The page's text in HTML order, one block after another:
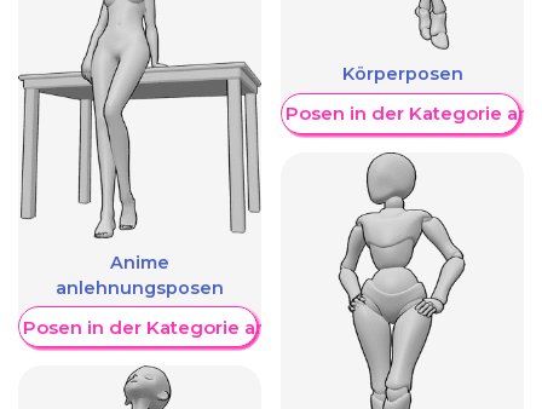
Anime
anlehnungsposen
Posen in der Kategorie anzeigen
Körperposen
Weitere Posen in der Kategorie